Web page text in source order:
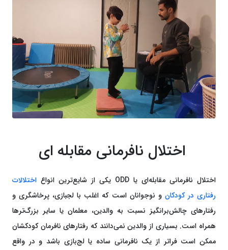
اختلال نافرمانی مقابله ای
اختلال نافرمانی مقابله‌ای یا ODD یکی از شایع‌ترین انواع
اختلالات
رفتاری در کودکان و نوجوانان است که اغلب با لجبازی، پرخاشگری و
رفتارهای چالش‌برانگیز نسبت به والدین، معلمان یا سایر بزرگ‌ترها
همراه است. بسیاری از والدین نمی‌دانند که رفتارهای نافرمان کودکشان
ممکن است فراتر از یک نافرمانی ساده یا لج‌بازی باشد و در واقع